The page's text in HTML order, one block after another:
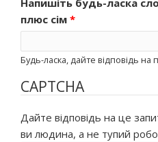
Напишіть будь-ласка
плюс сім *
Будь-ласка, дайте відповідь на
CAPTCHA
Дайте відповідь на це
ви людина, а не тупий